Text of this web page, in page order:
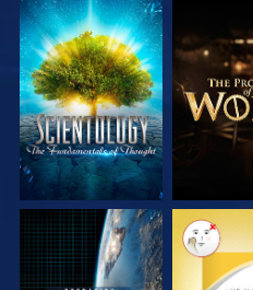
UTFORSKA
SERIEN
UTFORSKA
SERIEN
TITTA TITTA